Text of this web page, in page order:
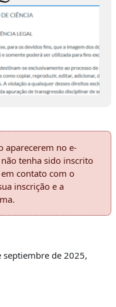
aparecerem no e-
tenha sido inscrito
contato com o
inscrição e a
de 2025,